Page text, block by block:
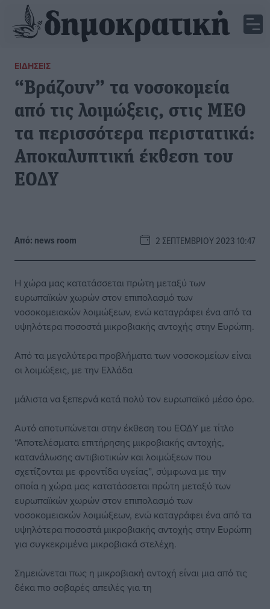
ΕΙΔΉΣΕΙΣ
“Βράζουν” τα νοσοκομεία
από τις λοιμώξεις, στις ΜΕΘ
τα περισσότερα περιστατικά:
Αποκαλυπτική έκθεση του
ΕΟΔΥ
Από: news room 2 ΣΕΠΤΕΜΒΡΊΟΥ 2023 10:47
Η χώρα μας κατατάσσεται πρώτη μεταξύ των
ευρωπαϊκών χωρών στον επιπολασμό των
νοσοκομειακών λοιμώξεων, ενώ καταγράφει ένα από τα
υψηλότερα ποσοστά μικροβιακής αντοχής στην Ευρώπη.
Από τα μεγαλύτερα προβλήματα των νοσοκομείων είναι
οι λοιμώξεις, με την Ελλάδα
μάλιστα να ξεπερνά κατά πολύ τον ευρωπαϊκό μέσο όρο.
Αυτό αποτυπώνεται στην έκθεση του ΕΟΔΥ με τίτλο
“Αποτελέσματα επιτήρησης μικροβιακής αντοχής,
κατανάλωσης αντιβιοτικών και λοιμώξεων που
σχετίζονται με φροντίδα υγείας”, σύμφωνα με την
οποία η χώρα μας κατατάσσεται πρώτη μεταξύ των
ευρωπαϊκών χωρών στον επιπολασμό των
νοσοκομειακών λοιμώξεων, ενώ καταγράφει ένα από τα
υψηλότερα ποσοστά μικροβιακής αντοχής στην Ευρώπη
για συγκεκριμένα μικροβιακά στελέχη.
Σημειώνεται πως η μικροβιακή αντοχή είναι μια από τις
δέκα πιο σοβαρές απειλές για τη